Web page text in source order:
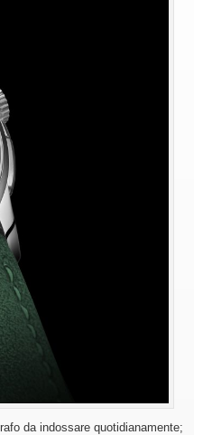
da indossare quotidianamente;